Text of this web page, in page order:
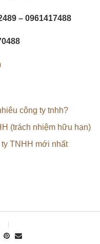
– 0961417488
công ty tnhh?
(trách nhiệm hữu hạn)
TNHH mới nhất